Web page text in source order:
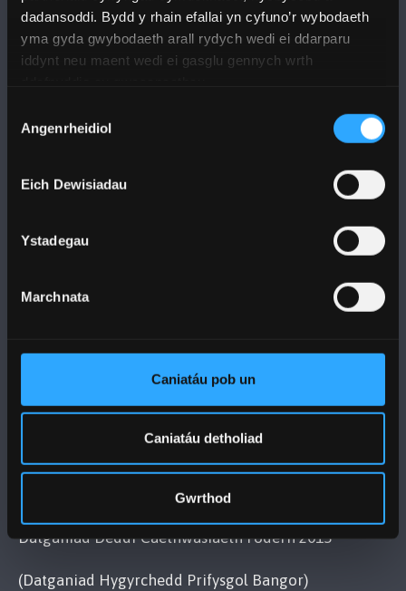
dadansoddi. Bydd y rhain efallai yn cyfuno’r wybodaeth
yma gyda gwybodaeth arall rydych wedi ei ddarparu
iddynt neu maent wedi ei gasglu gennych wrth
Caniatâd
Angenrheidiol
Eich Dewisiadau
Ystadegau
Marchnata
Caniatáu pob un
Caniatáu detholiad
Gwrthod
DILYNWCH NI
+44 1248 351 151
MAPIAU A CHYFARWYDDIADAU TEITHIO
Cydymffurfiaeth Gyfreithiol
Datganiad Deddf Caethwasiaeth Fodern 2015
(Datganiad Hygyrchedd Prifysgol Bangor)